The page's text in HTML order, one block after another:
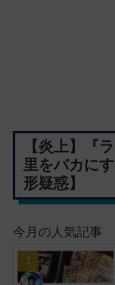
【炎上】『
里をバカに
形疑惑】
今月の人気記事